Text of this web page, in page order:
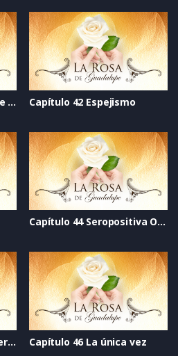
Capítulo 41 Tú menos que nadie Capítulo 42 Espejismo
Capítulo 44 Seropositiva O cero negativa
Capítulo 45 Salida de emergencia Capítulo 46 La única vez